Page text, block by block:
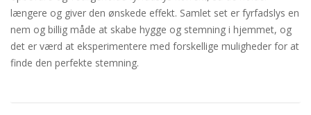
længere og giver den ønskede effekt. Samlet set er fyrfadslys en
nem og billig måde at skabe hygge og stemning i hjemmet, og
det er værd at eksperimentere med forskellige muligheder for at
finde den perfekte stemning.